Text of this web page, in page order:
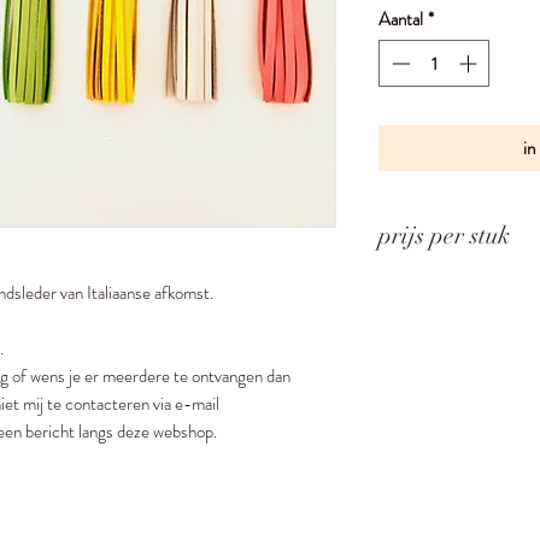
van Italiaanse afkomst.
of wens je er meerdere te ontvangen dan
mij te contacteren via e-mail
bericht langs deze webshop.
Aantal*
prijs per stuk